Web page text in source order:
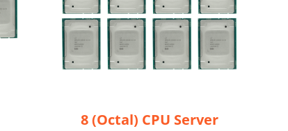
8 (Octal) CPU Server